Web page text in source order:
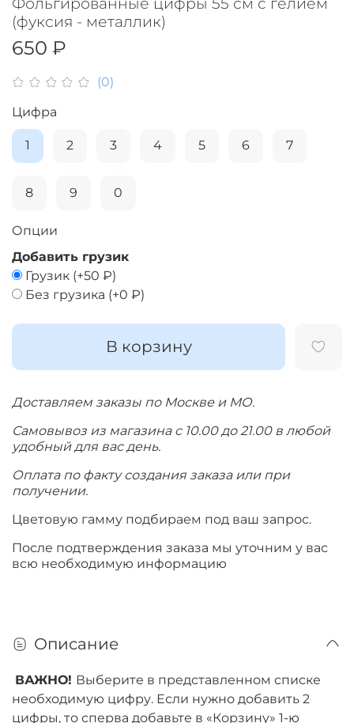
(0)
(фуксия - металлик)
650 ₽
В корзину
Цифра
1 2 3 4 5 6 7
8 9 0
Опции
Добавить грузик
Грузик (+50 ₽)
Без грузика (+0 ₽)
Доставляем заказы по Москве и МО.
Самовывоз из магазина с 10.00 до 21.00 в любой
удобный для вас день.
Оплата по факту создания заказа или при
получении.
Цветовую гамму подбираем под ваш запрос.
После подтверждения заказа мы уточним у вас
всю необходимую информацию
Описание
ВАЖНО! Выберите в представленном списке
необходимую цифру. Если нужно добавить 2
цифры, то сперва добавьте в «Корзину» 1-ю